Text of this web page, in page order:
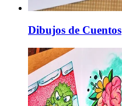
Dibujos de Cuentos